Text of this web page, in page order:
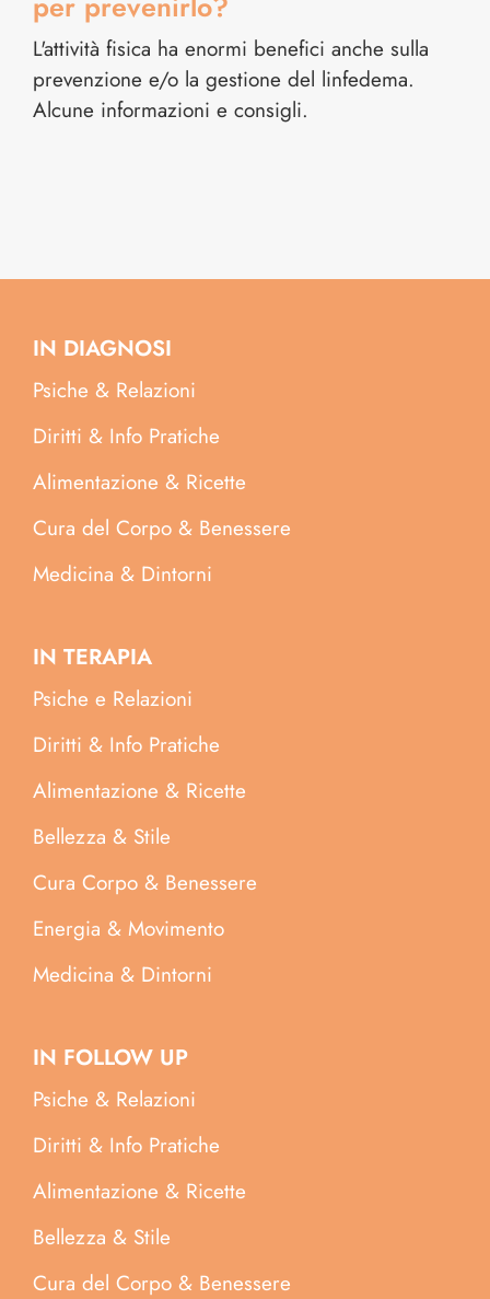
L'attività fisica ha enormi benefici anche sulla
prevenzione e/o la gestione del linfedema.
Alcune informazioni e consigli.
IN DIAGNOSI
Psiche & Relazioni
Diritti & Info Pratiche
Alimentazione & Ricette
Cura del Corpo & Benessere
Medicina & Dintorni
IN TERAPIA
Psiche e Relazioni
Diritti & Info Pratiche
Alimentazione & Ricette
Bellezza & Stile
Cura Corpo & Benessere
Energia & Movimento
Medicina & Dintorni
IN FOLLOW UP
Psiche & Relazioni
Diritti & Info Pratiche
Alimentazione & Ricette
Bellezza & Stile
Cura del Corpo & Benessere